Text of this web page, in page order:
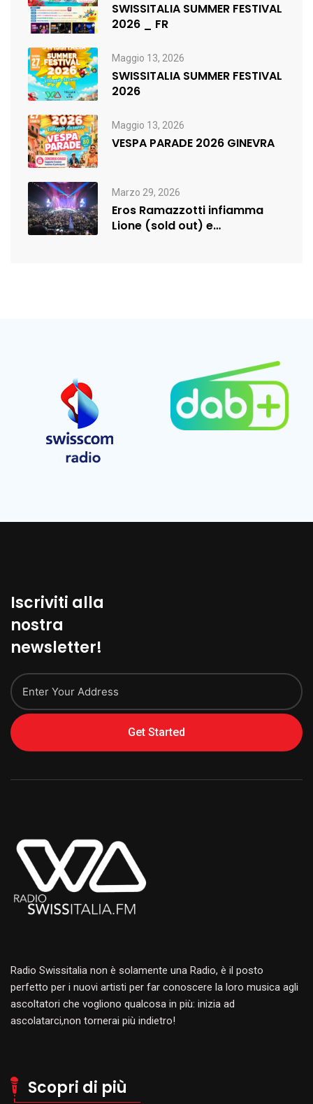
SWISSITALIA SUMMER FESTIVAL
2026 _ FR
Maggio 13, 2026
SWISSITALIA SUMMER FESTIVAL
2026
Maggio 13, 2026
VESPA PARADE 2026 GINEVRA
Marzo 29, 2026
Eros Ramazzotti infiamma
Lione (sold out) e
Iscriviti alla
nostra
newsletter!
Get Started
Radio Swissitalia non è solamente una Radio, è il posto
perfetto per i nuovi artisti per far conoscere la loro musica agli
ascoltatori che vogliono qualcosa in più: inizia ad
ascolatarci,non tornerai più indietro!
Scopri di più